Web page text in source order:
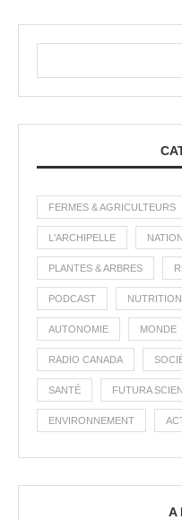
FERMES & AGRICULTEURS
L'ARCHIPELLE
PLANTES & ARBRES
PODCAST
AUTONOMIE MONDE
RADIO CANADA
SANTÉ FUTURA
ENVIRONNEMENT
A